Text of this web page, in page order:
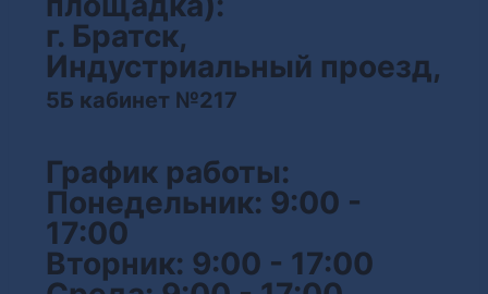
г. Братск,
Индустриальный проезд,
5Б кабинет №217
График работы:
Понедельник: 9:00 -
17:00
Вторник: 9:00 - 17:00